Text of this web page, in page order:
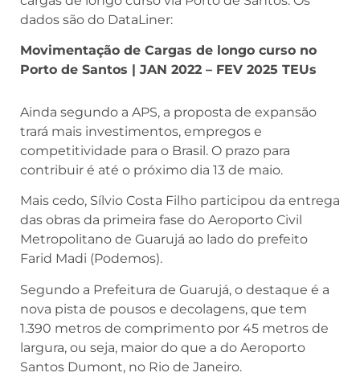
dados são do DataLiner:
Movimentação de Cargas de longo curso no
Porto de Santos | JAN 2022 – FEV 2025 TEUs
Ainda segundo a APS, a proposta de expansão
trará mais investimentos, empregos e
competitividade para o Brasil. O prazo para
contribuir é até o próximo dia 13 de maio.
Mais cedo, Sílvio Costa Filho participou da entrega
das obras da primeira fase do Aeroporto Civil
Metropolitano de Guarujá ao lado do prefeito
Farid Madi (Podemos).
Segundo a Prefeitura de Guarujá, o destaque é a
nova pista de pousos e decolagens, que tem
1.390 metros de comprimento por 45 metros de
largura, ou seja, maior do que a do Aeroporto
Santos Dumont, no Rio de Janeiro.